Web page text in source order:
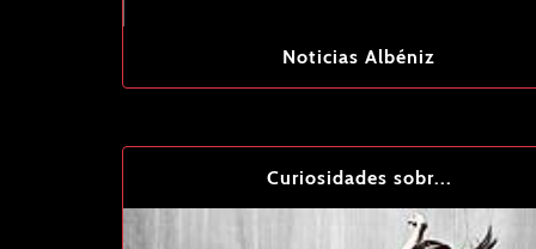
Noticias Albéniz
Curiosidades sobr...